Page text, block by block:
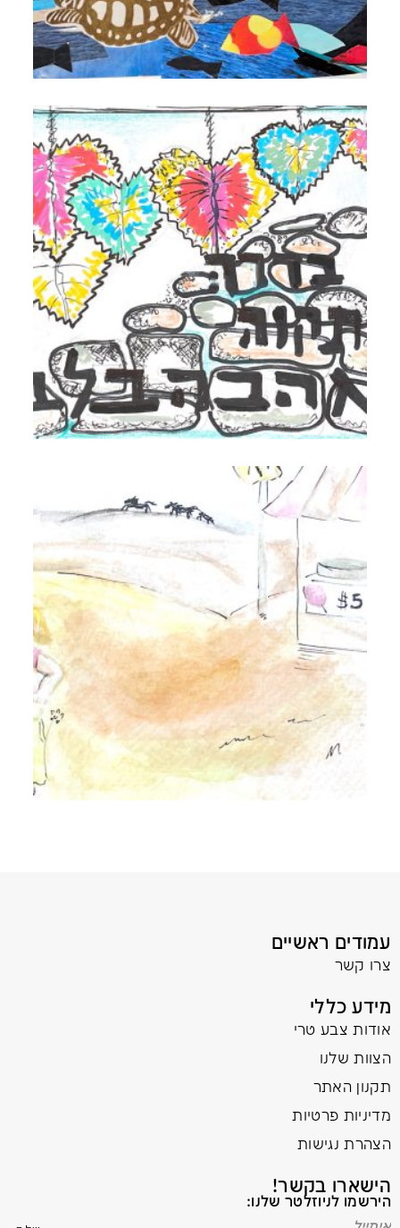
עמודים ראשיים
צרו קשר
מידע כללי
אודות צבע טרי
הצוות שלנו
תקנון האתר
מדיניות פרטיות
הצהרת נגישות
הישארו בקשר!
הירשמו לניוזלטר שלנו: